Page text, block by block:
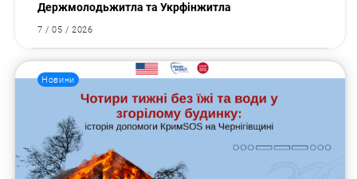
Держмолодьжитла та Укрфінжитла
7 / 05 / 2026
Новини